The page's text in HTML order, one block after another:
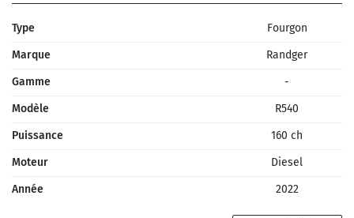
Type
Fourgon
Marque
Randger
Gamme
-
Modèle
R540
Puissance
160 ch
Moteur
Diesel
Année
2022